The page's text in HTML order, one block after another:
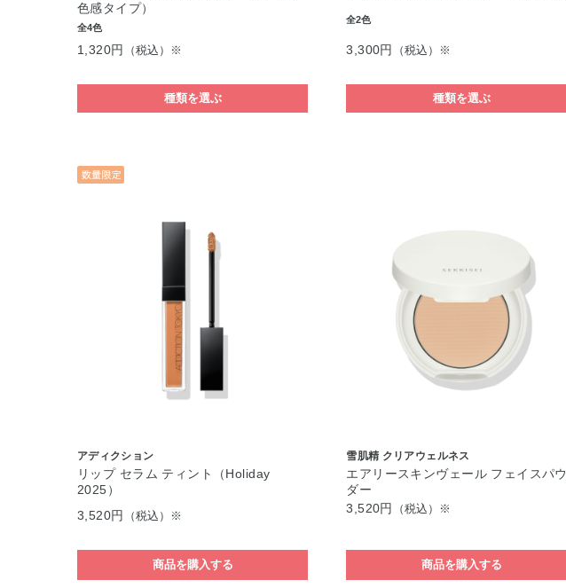
色感タイプ）
全4色
1,320円 （税込）※
種類を選ぶ
全2色
3,300円 （税込）※
種類を選ぶ
アディクション
リップ セラム ティント（Holiday
2025）
3,520円
（税込）※
商品を購入する
雪肌精 クリアウェルネス
エアリースキンヴェール フェイスパウ
ダー
3,520円
（税込）※
商品を購入する